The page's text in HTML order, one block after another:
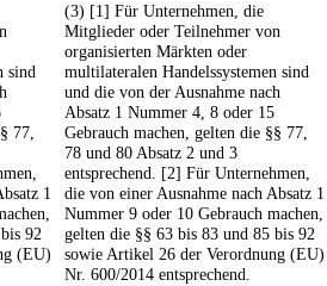
sind
77,
1
92
(EU)
(3) [1] Für Unternehmen, die
Mitglieder oder Teilnehmer von
organisierten Märkten oder
multilateralen Handelssystemen sind
und die von der Ausnahme nach
Absatz 1 Nummer 4, 8 oder 15
Gebrauch machen, gelten die §§ 77,
78 und 80 Absatz 2 und 3
entsprechend. [2] Für Unternehmen,
die von einer Ausnahme nach Absatz 1
Nummer 9 oder 10 Gebrauch machen,
gelten die §§ 63 bis 83 und 85 bis 92
sowie Artikel 26 der Verordnung (EU)
Nr. 600/2014 entsprechend.